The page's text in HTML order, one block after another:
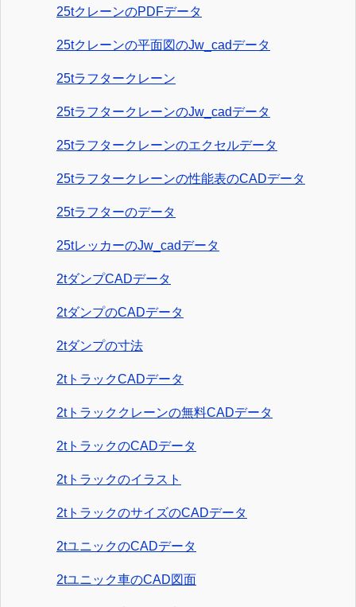
25tクレーンのPDFデータ
25tクレーンの平面図のJw_cadデータ
25tラフタークレーン
25tラフタークレーンのJw_cadデータ
25tラフタークレーンのエクセルデータ
25tラフタークレーンの性能表のCADデータ
25tラフターのデータ
25tレッカーのJw_cadデータ
2tダンプCADデータ
2tダンプのCADデータ
2tダンプの寸法
2tトラックCADデータ
2tトラッククレーンの無料CADデータ
2tトラックのCADデータ
2tトラックのイラスト
2tトラックのサイズのCADデータ
2tユニックのCADデータ
2tユニック車のCAD図面